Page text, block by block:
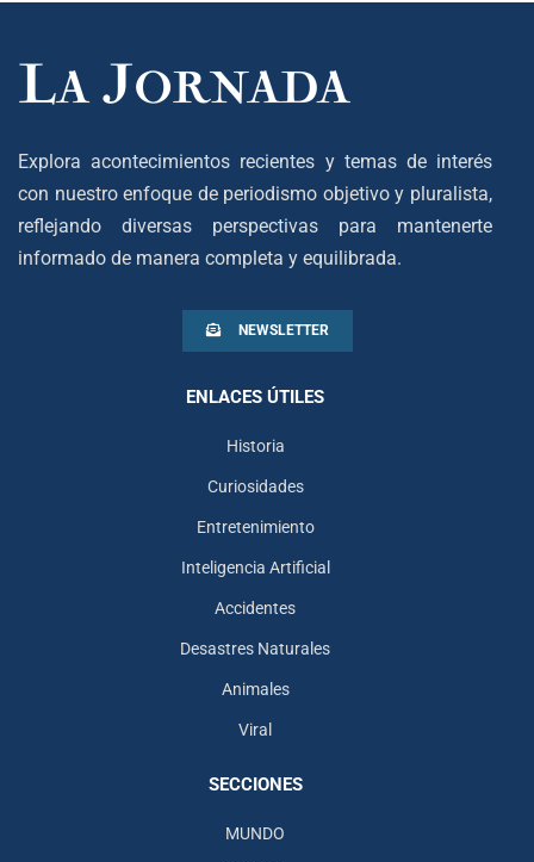
Explora acontecimientos recientes y temas de interés
con nuestro enfoque de periodismo objetivo y pluralista,
reflejando diversas perspectivas para mantenerte
informado de manera completa y equilibrada.
NEWSLETTER
ENLACES ÚTILES
Historia
Curiosidades
Entretenimiento
Inteligencia Artificial
Accidentes
Desastres Naturales
Animales
Viral
SECCIONES
MUNDO